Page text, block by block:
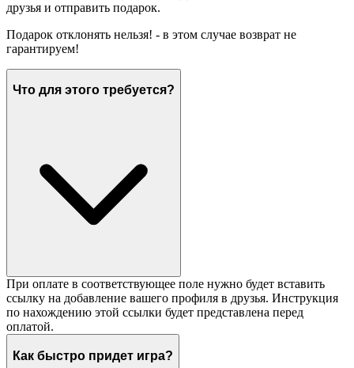
друзья и отправить подарок.
Подарок отклонять нельзя! - в этом случае возврат не
гарантируем!
Что для этого требуется?
При оплате в соответствующее поле нужно будет вставить
ссылку на добавление вашего профиля в друзья. Инструкция
по нахождению этой ссылки будет представлена перед
оплатой.
Как быстро придет игра?